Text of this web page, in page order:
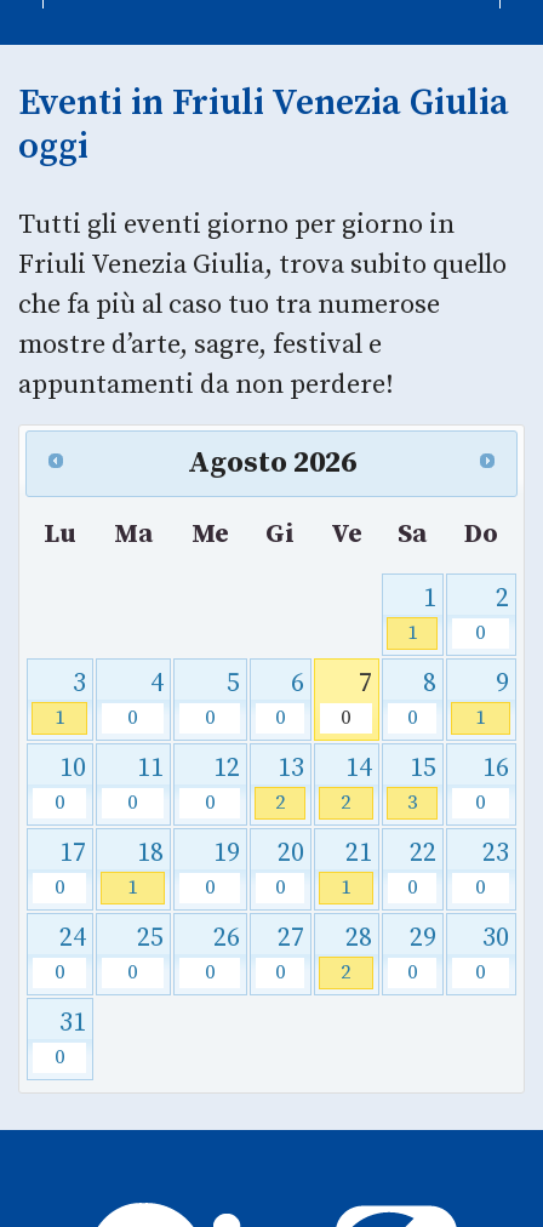
Eventi in Friuli Venezia Giulia
oggi
Tutti gli eventi giorno per giorno in
Friuli Venezia Giulia, trova subito quello
che fa più al caso tuo tra numerose
mostre d’arte, sagre, festival e
appuntamenti da non perdere!
Agosto 2026
Lu Ma Me Gi Ve Sa
Do
1
1
2
0
3
1
4
0
5
0
6
0
7
0
8
0
9
1
10
0
11
0
12
0
13
2
14
2
15
3
16
0
17
0
18
1
19
0
20
0
21
1
22
0
23
0
24
0
25
0
26
0
27
0
28
2
29
0
30
0
31
0